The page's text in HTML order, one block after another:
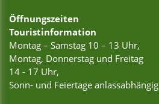
Öffnungszeiten
Touristinformation
Montag – Samstag 10 – 13 Uhr,
Montag, Donnerstag und Freitag
14 - 17 Uhr,
Sonn- und Feiertage anlassabhängig